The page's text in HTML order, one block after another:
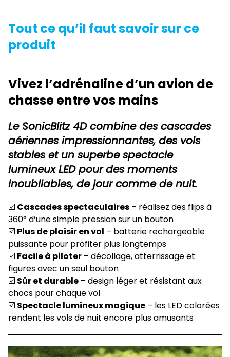
Tout ce qu’il faut savoir sur ce
produit
Vivez l’adrénaline d’un avion de
chasse entre vos mains
Le SonicBlitz 4D combine des cascades
aériennes impressionnantes, des vols
stables et un superbe spectacle
lumineux LED pour des moments
inoubliables, de jour comme de nuit.
☑️ Cascades spectaculaires – réalisez des flips à
360° d’une simple pression sur un bouton
☑️ Plus de plaisir en vol – batterie rechargeable
puissante pour profiter plus longtemps
☑️ Facile à piloter – décollage, atterrissage et
figures avec un seul bouton
☑️ Sûr et durable – design léger et résistant aux
chocs pour chaque vol
☑️ Spectacle lumineux magique – les LED colorées
rendent les vols de nuit encore plus amusants